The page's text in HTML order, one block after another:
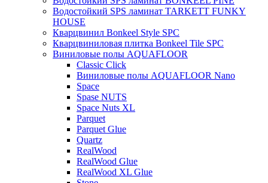
Водостойкий SPS ламинат TARKETT FUNKY
HOUSE
Кварцвинил Bonkeel Style SPC
Кварцвиниловая плитка Bonkeel Tile SPC
Виниловые полы AQUAFLOOR
Classic Click
Виниловые полы AQUAFLOOR Nano
Space
Spase NUTS
Space Nuts XL
Parquet
Parquet Glue
Quartz
RealWood
RealWood Glue
RealWood XL Glue